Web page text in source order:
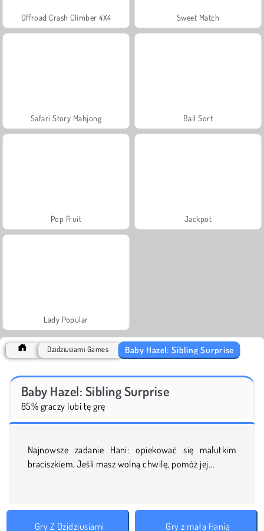
Offroad Crash Climber 4X4 Sweet Match
Safari Story Mahjong Ball Sort
Pop Fruit Jackpot
Lady Popular
Dzidziusiami Games Baby Hazel: Sibling Surprise
Baby Hazel: Sibling Surprise
85% graczy lubi tę grę
Najnowsze zadanie Hani: opiekować się malutkim
braciszkiem. Jeśli masz wolną chwilę, pomóż jej...
Gry Z Dzidziusiami Gry z małą Hanią